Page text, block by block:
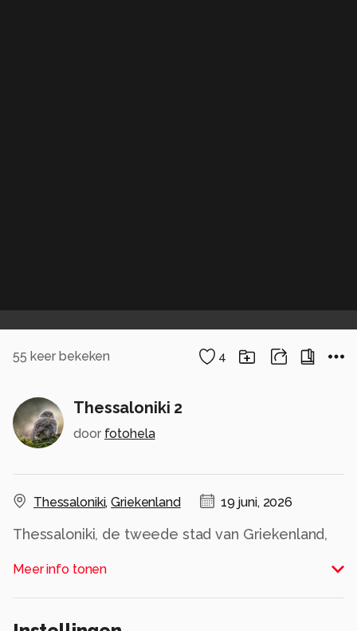
55 keer bekeken 4
Thessaloniki 2
door fotohela
Thessaloniki,Griekenland 19 juni, 2026
Thessaloniki, de tweede stad van Griekenland,
met nieuwbouw. En in het hart van de stad vind
je gezellige restaurantjes.
Alle rechten voorbehouden
Meer info tonen